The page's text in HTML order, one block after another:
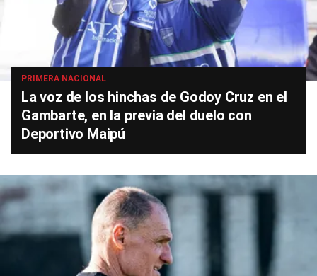
PRIMERA NACIONAL
La voz de los hinchas de Godoy Cruz en el
Gambarte, en la previa del duelo con
Deportivo Maipú